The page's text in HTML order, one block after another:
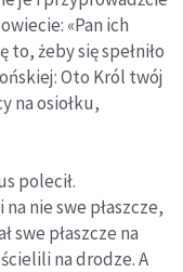
«Pan ich
to, żeby się spełniło
Oto Król twój
na osiołku,
polecił.
nie swe płaszcze,
swe płaszcze na
na drodze. A